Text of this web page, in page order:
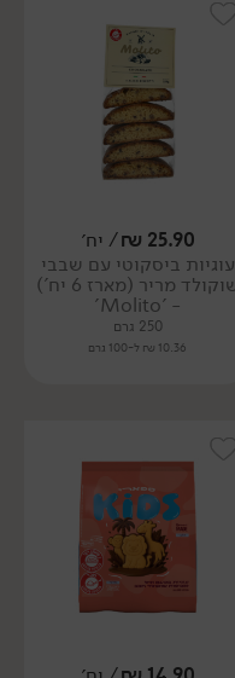
25.90
₪/ יח׳
עוגיות ביסקוטי עם שבבי
שוקולד מריר (מארז 6 יח')
- 'Molito'
250 גרם
10.36 ₪ ל-100 גרם